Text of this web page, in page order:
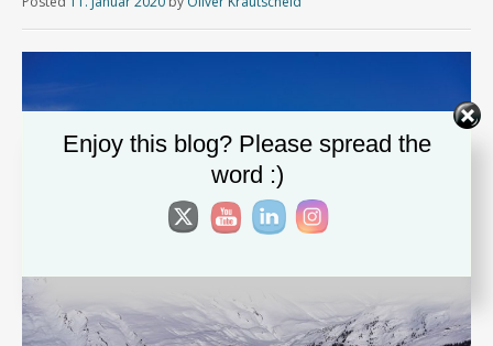
Enjoy this blog? Please spread the
word :)